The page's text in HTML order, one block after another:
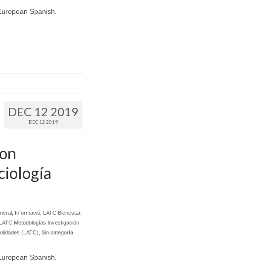
Spanish.
DEC 12 2019
DEC 12 2019
, Informació, LATC Bienestar,
LATC Metodologías Investigación
(LATC) Sin categoría,
Spanish.